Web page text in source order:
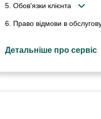
5. Обов'язки клієнта
6. Право відмови в
Детальніше про сервіс